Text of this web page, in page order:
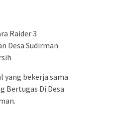
Raider 3
Desa Sudirman
bekerja sama
Bertugas Di Desa